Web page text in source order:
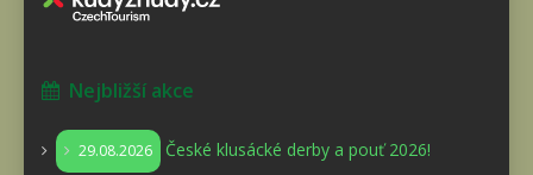
Nejbližší akce
29.08.2026
České klusácké derby a pouť 2026!